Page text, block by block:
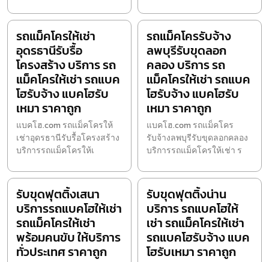
รถแม็คโครให้เช่า
อุดรธานีรับรื้อ
โครงสร้าง บริการ รถ
แม็คโครให้เช่า รถแบค
โฮรับจ้าง แบคโฮรับ
เหมา ราคาถูก
แบคโฮ.com รถแม็คโครให้
เช่าอุดรธานีรับรื้อโครงสร้าง
บริการรถแม็คโครให้เ
รถแม็คโครรับจ้าง
ลพบุรีรับขุดลอก
คลอง บริการ รถ
แม็คโครให้เช่า รถแบค
โฮรับจ้าง แบคโฮรับ
เหมา ราคาถูก
แบคโฮ.com รถแม็คโคร
รับจ้างลพบุรีรับขุดลอกคลอง
บริการรถแม็คโครให้เช่า ร
รับขุดฟุตติ้งเสนา
บริการรถแบคโฮให้เช่า
รถแม็คโครให้เช่า
พร้อมคนขับ ให้บริการ
ทั่วประเทศ ราคาถูก
รับขุดฟุตติ้งน่าน
บริการ รถแบคโฮให้
เช่า รถแม็คโครให้เช่า
รถแบคโฮรับจ้าง แบค
โฮรับเหมา ราคาถูก